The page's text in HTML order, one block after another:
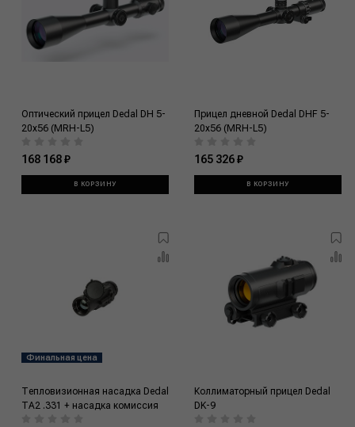
Оптический прицел Dedal DH 5-
20x56 (MRH-L5)
168 168 ₽
В КОРЗИНУ
Прицел дневной Dedal DHF 5-
20x56 (MRH-L5)
165 326 ₽
В КОРЗИНУ
Финальная цена
Тепловизионная насадка Dedal
TA2 .331 + насадка комиссия
Коллиматорный прицел Dedal
DK-9